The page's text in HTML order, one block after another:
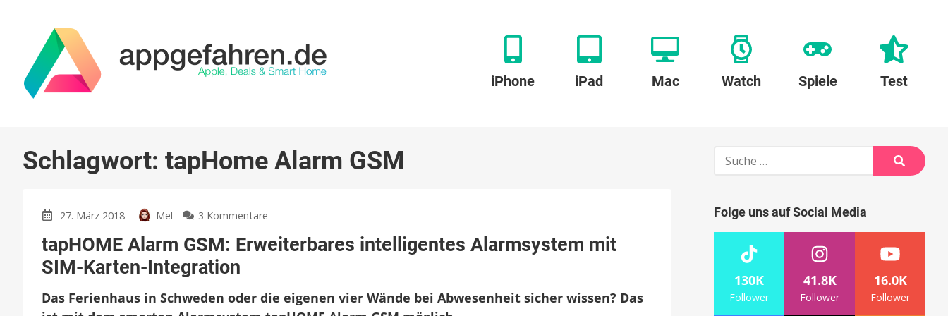
iPhone iPad Mac Watch Spiele Test
Schlagwort: tapHome Alarm GSM
27. März 2018 Mel 3 Kommentare
Alarm
intelligentes
Alarmsystem
tapHOME Alarm GSM: Erweiterbares intelligentes Alarmsystem mit
SIM-Karten-Integration
Das Ferienhaus in Schweden oder die eigenen vier Wände bei Abwesenheit sicher wissen? Das
Suche
Suche
Folge uns auf Social Media
130K
Follower
41.8K
Follower
16.0K
Follower